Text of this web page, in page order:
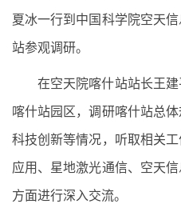
夏冰一行到中国科学院空天
站参观调研。
在空天院喀什站站长王
喀什站园区，调研喀什站总
科技创新等情况，听取相关
应用、星地激光通信、空天
方面进行深入交流。